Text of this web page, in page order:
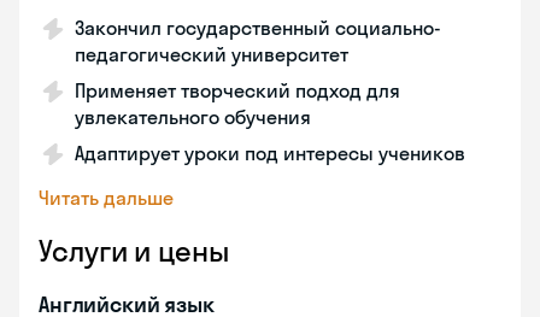
Закончил государственный социально-
педагогический университет
Применяет творческий подход для
увлекательного обучения
Адаптирует уроки под интересы учеников
Читать дальше
Услуги и цены
Английский язык